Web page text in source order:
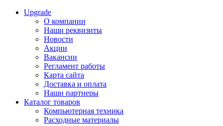
Upgrade
О компании
Наши реквизиты
Новости
Акции
Вакансии
Регламент работы
Карта сайта
Доставка и оплата
Наши партнеры
Каталог товаров
Компьютерная техника
Расходные материалы